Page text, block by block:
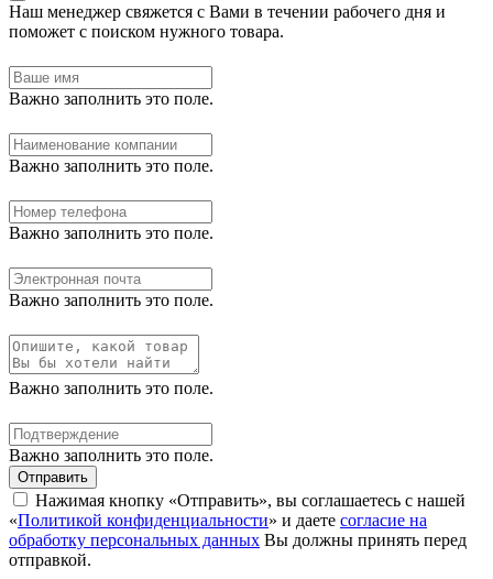
Наш менеджер свяжется с Вами в течении рабочего дня и
поможет с поиском нужного товара.
Важно заполнить это поле.
Важно заполнить это поле.
Важно заполнить это поле.
Важно заполнить это поле.
Важно заполнить это поле.
Важно заполнить это поле.
Отправить
Нажимая кнопку «Отправить», вы соглашаетесь с нашей
«Политикой конфиденциальности» и даете согласие на
обработку персональных данных Вы должны принять перед
отправкой.